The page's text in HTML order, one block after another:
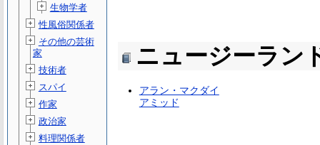
ニュージーラン
アラン・マクダイ
アミッド
生物学者
性風俗関係者
その他の芸術
家
技術者
スパイ
作家
政治家
料理関係者